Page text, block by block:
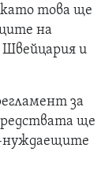
като това ще
на
и
за
ще
нуждаещите